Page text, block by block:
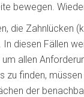
bewegen.
die Zahnlücken
diesen Fällen
allen
zu finden,
der